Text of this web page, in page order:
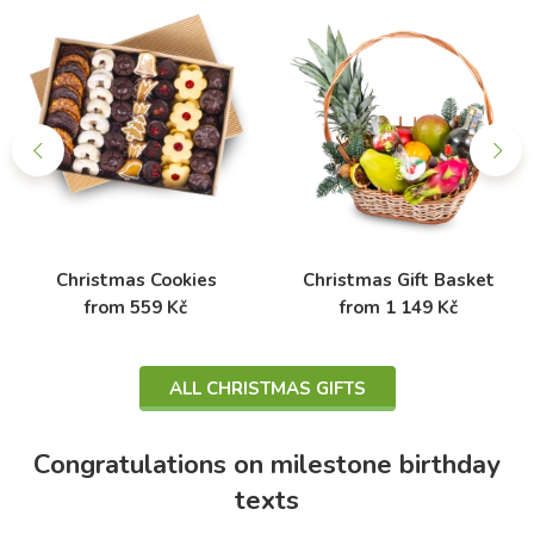
Christmas Cookies
from 559 Kč
Christmas Gift Basket
from 1 149 Kč
ALL CHRISTMAS GIFTS
Congratulations on milestone birthday
texts